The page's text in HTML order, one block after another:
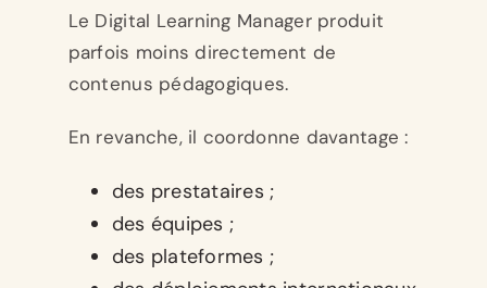
Le Digital Learning Manager produit
parfois moins directement de
contenus pédagogiques.
En revanche, il coordonne davantage :
des prestataires ;
des équipes ;
des plateformes ;